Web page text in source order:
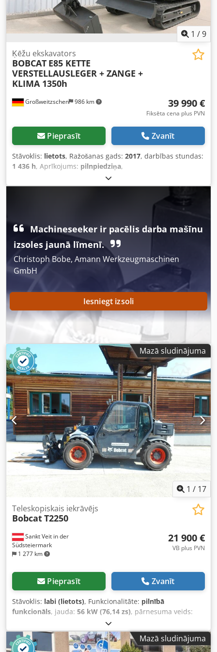
pārbaude, ko veic profesionāļi ✔ Piegāde uz darba vietu ✔
Naudas atmaksas garantija ✔ Drošas un elastīgas
maksājumu iespējas 🔄 Vai apsverat citas iekārtu iespējas?
Mēs piedāvājam noderīgus rīkus un resursus visiem
iekārtu īpašniekiem un operatoriem — tie ir viegli pieejami
mūsu platformā.
1 /9
Großweitzschen 986 km
Ķēžu ekskavators
BOBCAT E85 KETTE
VERSTELLAUSLEGER + ZANGE +
KLIMA 1350h
39 990 €
Fiksēta cena plus PVN
Pieprasīt Zvanīt
Stāvoklis: lietots, Ražošanas gads: 2017, darbības stundas:
1 436 h, Aprīkojums: pilnpiedziņa,
Machineseeker ir pacēlis darba mašīnu
izsoles jaunā līmenī.
Christoph Bobe, Amann Werkzeugmaschinen
GmbH
Iesniegt izsoli
Mazā sludinājuma
1 / 17
Sankt Veit in der
Südsteiermark
1 277 km
Teleskopiskais iekrāvējs
BobcatT2250
21 900 €
VB plus PVN
Pieprasīt Zvanīt
Stāvoklis: labi (lietots), Funkcionalitāte: pilnībā
funkcionāls, jauda: 56 kW (76,14 zs), pārnesuma veids:
, degvielas veids:
jauda:2 200 kg/m, Ražošanas gads:2008, darbības
stundas:
4 871 h , Aprīkojums:kabīne, paliktņu dakšas,
Mazā sludinājuma